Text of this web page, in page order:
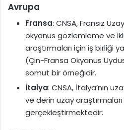
Avrupa
Fransa: CNSA, Fransız
okyanus gözlemleme ve
araştırmaları için iş birliği
(Çin-Fransa Okyanus
somut bir örneğidir.
İtalya: CNSA, İtalya’nın
ve derin uzay
gerçekleştirmektedir.